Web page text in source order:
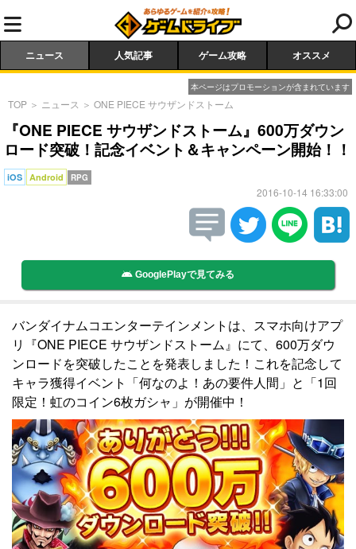
ニュース 人気記事 ゲーム攻略 オススメ
本ページはプロモーションが含まれています
TOP ＞ ニュース ＞ ONE PIECE サウザンドストーム
『ONE PIECE サウザンドストーム』600万ダウン
ロード突破！記念イベント＆キャンペーン開始！！
iOS Android RPG
2016-10-14 16:33:00
GooglePlayで見てみる
バンダイナムコエンターテインメントは、スマホ向けアプ
リ『ONE PIECE サウザンドストーム』にて、600万ダウ
ンロードを突破したことを発表しました！これを記念して
キャラ獲得イベント「何なのよ！あの要件人間」と「1回
限定！虹のコイン6枚ガシャ」が開催中！